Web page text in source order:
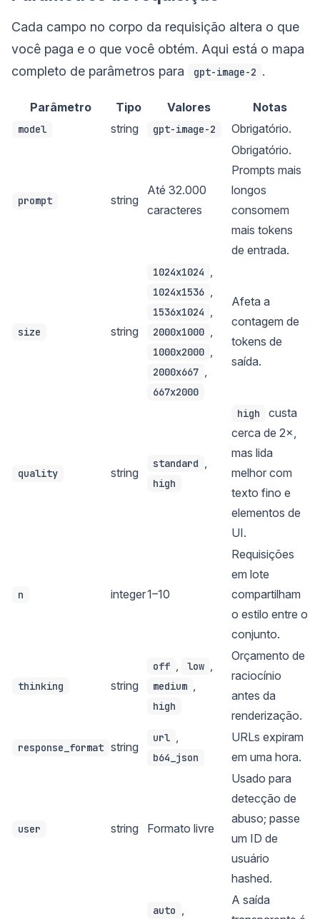
Cada campo no corpo da requisição altera o que
você paga e o que você obtém. Aqui está o mapa
completo de parâmetros para
gpt-image-2 .
Parâmetro Tipo Valores Notas
model string gpt-image-2 Obrigatório.
prompt string
Até 32.000
caracteres
Obrigatório.
Prompts mais
longos
consomem
mais tokens
de entrada.
size string
1024x1024
1024x1536
1536x1024
2000x1000
1000x2000
2000x667
667x2000
Afeta a
contagem de
tokens de
saída.
quality string
standard
high
high
custa
cerca de 2×,
mas lida
melhor com
texto fino e
elementos de
UI.
n integer1–10
Requisições
em lote
compartilham
o estilo entre o
conjunto.
thinking string
off low
medium
high
Orçamento de
raciocínio
antes da
renderização.
response_format string
url
b64_json
URLs expiram
em uma hora.
user string Formato livre
Usado para
detecção de
abuso; passe
um ID de
usuário
hashed.
auto
A saída